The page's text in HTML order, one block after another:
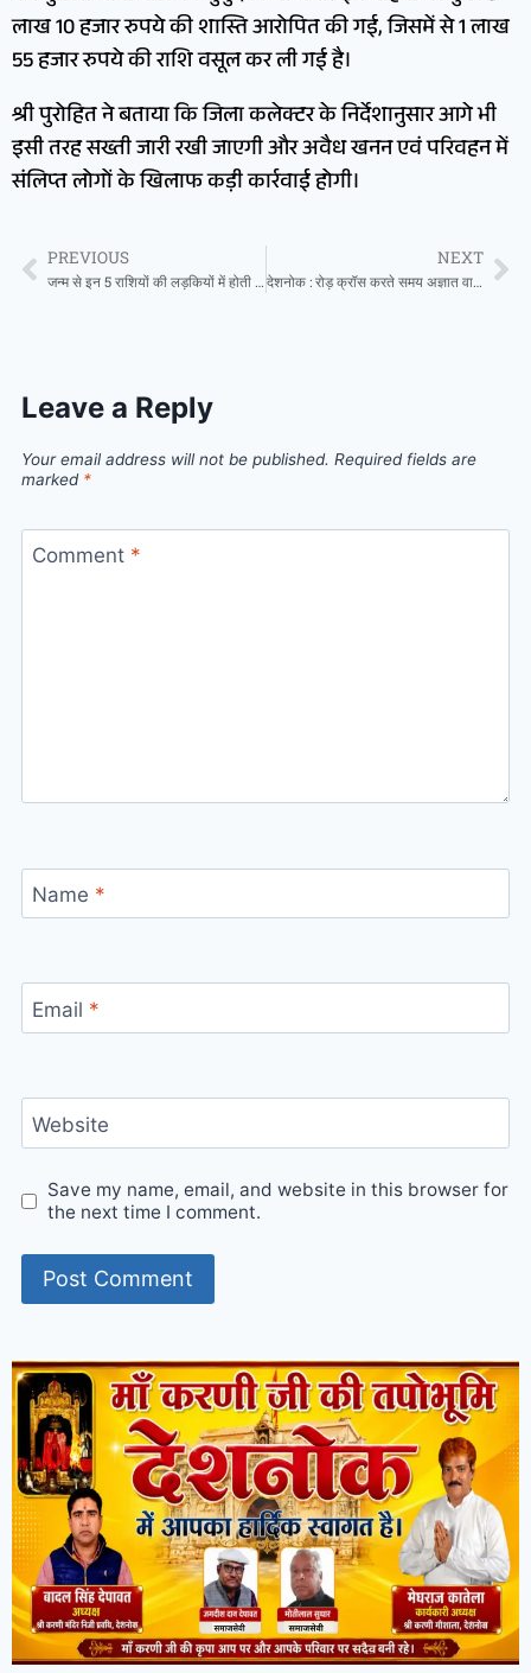
लाख 10 हजार रुपये की शास्ति आरोपित की गई, जिसमें से 1 लाख
55 हजार रुपये की राशि वसूल कर ली गई है।
श्री पुरोहित ने बताया कि जिला कलेक्टर के निर्देशानुसार आगे भी
इसी तरह सख्ती जारी रखी जाएगी और अवैध खनन एवं परिवहन में
संलिप्त लोगों के खिलाफ कड़ी कार्रवाई होगी।
PREVIOUS
जन्म से इन 5 राशियों की लड़कियों में होती है लीडरशिप क्वालिटी, घर हो या ऑफिस इन्ही का चलता है सिक्का
NEXT
देशनोक : रोड़ क्रॉस करते समय अज्ञात वाहन की टक्कर से महिला घायल,मामला दर्ज
Leave a Reply
Your email address will not be published. Required fields are
marked *
Comment *
Name *
Email *
Website
Save my name, email, and website in this browser for
the next time I comment.